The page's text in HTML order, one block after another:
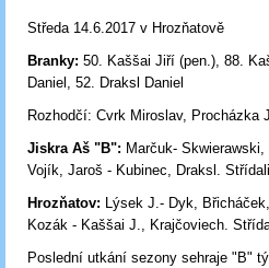
Středa 14.6.2017 v Hrozňatově
Branky: 50. Kaššai Jiří (pen.), 88.
Daniel, 52. Draksl Daniel
Rozhodčí: Cvrk Miroslav, Procházka
Jiskra Aš "B": Marčuk-
Vojík, Jaroš - Kubinec, Draksl.
Hrozňatov: Lýsek J.- Dyk,
Kozák - Kaššai J., Krajčoviech.
Poslední utkání sezony sehraje "B"